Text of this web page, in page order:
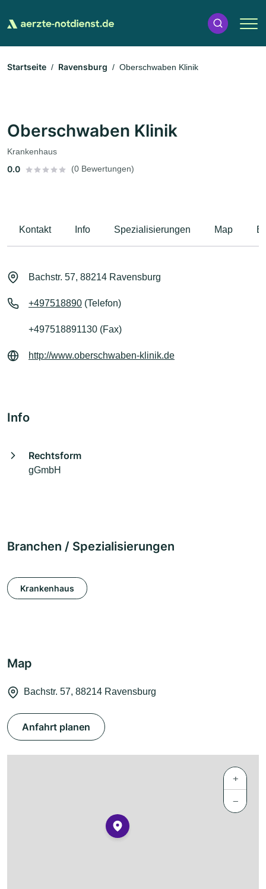
Startseite Ravensburg Oberschwaben Klinik
Oberschwaben Klinik
Krankenhaus
0.0 (0 Bewertungen)
Kontakt Info Spezialisierungen Map
Bachstr. 57, 88214 Ravensburg
+497518890 (Telefon)
+497518891130 (Fax)
http://www.oberschwaben-klinik.de
Info
Rechtsform
gGmbH
Branchen / Spezialisierungen
Krankenhaus
Map
Bachstr. 57, 88214 Ravensburg
Anfahrt planen
+
−